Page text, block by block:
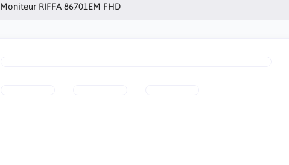
Moniteur RIFFA 86701EM FHD